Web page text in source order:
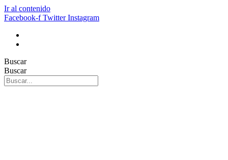
Ir al contenido
Facebook-f Twitter Instagram
Buscar
Buscar